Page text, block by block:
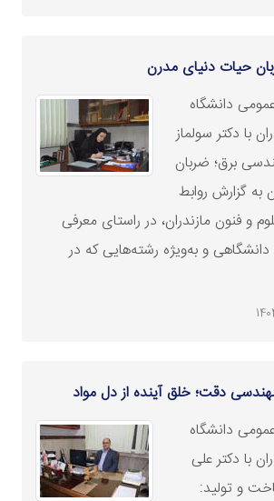
حیات دنیای مدرن
دانشگاه
با دکتر سولماز
برق؛ ضربان
گزارش روابط
و فنون مازندران، در راستای معرفی
و به‌ویژه رشته‌هایی که در
دقت؛ خلق آینده از دل مواد
دانشگاه
با دکتر علی
و تولید: